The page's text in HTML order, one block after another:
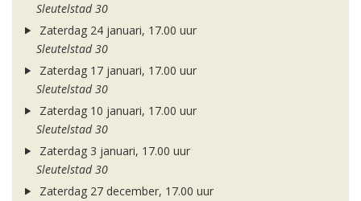
Sleutelstad 30
Zaterdag 24 januari, 17.00 uur
Sleutelstad 30
Zaterdag 17 januari, 17.00 uur
Sleutelstad 30
Zaterdag 10 januari, 17.00 uur
Sleutelstad 30
Zaterdag 3 januari, 17.00 uur
Sleutelstad 30
Zaterdag 27 december, 17.00 uur